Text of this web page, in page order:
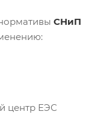
СНиП
центр ЕЭС